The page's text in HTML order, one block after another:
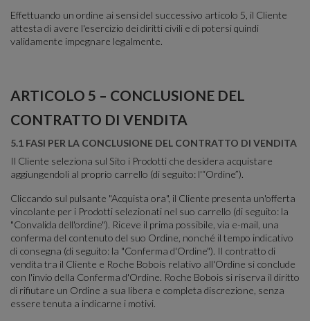
Effettuando un ordine ai sensi del successivo articolo 5, il Cliente
attesta di avere l'esercizio dei diritti civili e di potersi quindi
validamente impegnare legalmente.
ARTICOLO 5 – CONCLUSIONE DEL
CONTRATTO DI VENDITA
5.1 FASI PER LA CONCLUSIONE DEL CONTRATTO DI VENDITA
Il Cliente seleziona sul Sito i Prodotti che desidera acquistare
aggiungendoli al proprio carrello (di seguito: l'“Ordine”).
Cliccando sul pulsante "Acquista ora", il Cliente presenta un'offerta
vincolante per i Prodotti selezionati nel suo carrello (di seguito: la
"Convalida dell'ordine"). Riceve il prima possibile, via e-mail, una
conferma del contenuto del suo Ordine, nonché il tempo indicativo
di consegna (di seguito: la "Conferma d'Ordine"). Il contratto di
vendita tra il Cliente e Roche Bobois relativo all'Ordine si conclude
con l'invio della Conferma d'Ordine. Roche Bobois si riserva il diritto
di rifiutare un Ordine a sua libera e completa discrezione, senza
essere tenuta a indicarne i motivi.